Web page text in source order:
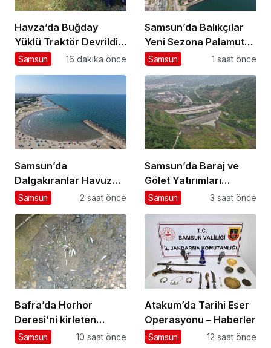
Havza’da Buğday
Yüklü Traktör Devrildi:
1 Yaralı
Samsun 16 dakika önce
Samsun’da Balıkçılar
Yeni Sezona Palamut
Umuduyla Hazır
Samsun 1 saat önce
Samsun’da
Dalgakıranlar Havuz
Keyfi Sunuyor
Samsun 2 saat önce
Samsun’da Baraj ve
Gölet Yatırımları
Sürüyor
Samsun 3 saat önce
Bafra’da Horhor
Deresi’ni kirleten
işletmeye 839 bin TL
Samsun 10 saat önce
Atakum’da Tarihi Eser
Operasyonu – Haberler
Samsun 12 saat önce